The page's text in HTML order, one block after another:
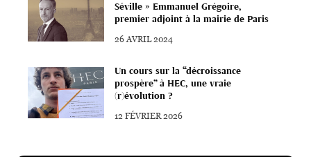
Séville » Emmanuel Grégoire,
premier adjoint à la mairie de Paris
26 AVRIL 2024
Un cours sur la “décroissance
prospère” à HEC, une vraie
(r)évolution ?
12 FÉVRIER 2026